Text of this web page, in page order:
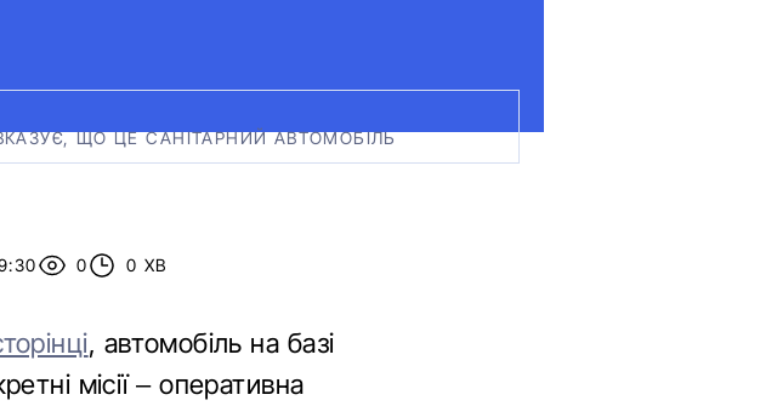
ЩО ЦЕ САНІТАРНИЙ АВТОМОБІЛЬ
0 0 ХВ
, автомобіль на базі
місії – оперативна